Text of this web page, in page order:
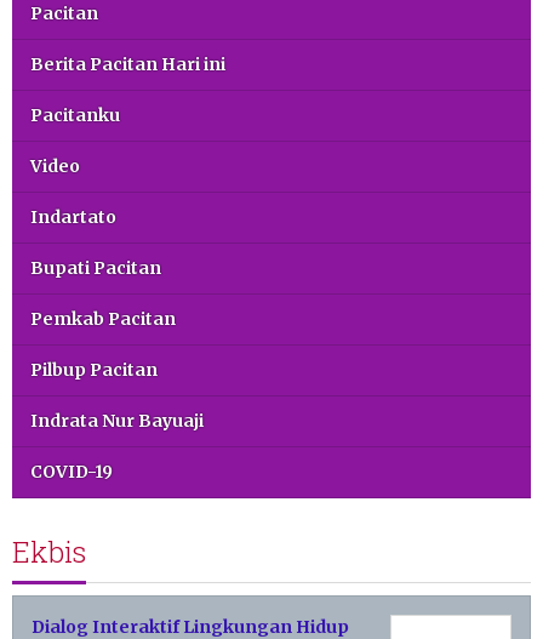
Pacitan
Berita Pacitan Hari ini
Pacitanku
Video
Indartato
Bupati Pacitan
Pemkab Pacitan
Pilbup Pacitan
Indrata Nur Bayuaji
COVID-19
Ekbis
Dialog Interaktif Lingkungan Hidup